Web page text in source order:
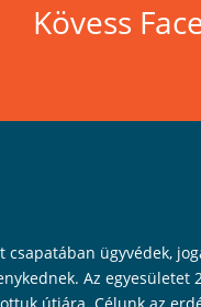
Kövess
csapatában ügyvédek,
Az egyesületet